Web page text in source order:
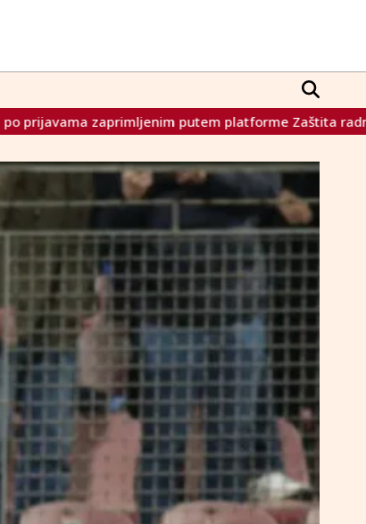
platforme Zaštita radnika Szijjarto: